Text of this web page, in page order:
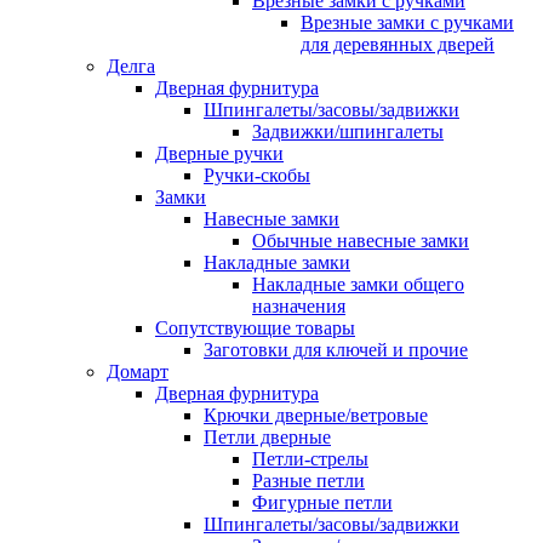
Врезные замки с ручками
для деревянных дверей
Делга
Дверная фурнитура
Шпингалеты/засовы/задвижки
Задвижки/шпингалеты
Дверные ручки
Ручки-скобы
Замки
Навесные замки
Обычные навесные замки
Накладные замки
Накладные замки общего
назначения
Сопутствующие товары
Заготовки для ключей и прочие
Домарт
Дверная фурнитура
Крючки дверные/ветровые
Петли дверные
Петли-стрелы
Разные петли
Фигурные петли
Шпингалеты/засовы/задвижки